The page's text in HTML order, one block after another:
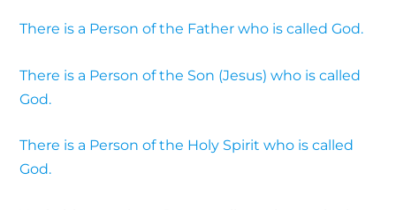
There is a Person of the Father who is called God.
There is a Person of the Son (Jesus) who is called
God.
There is a Person of the Holy Spirit who is called
God.